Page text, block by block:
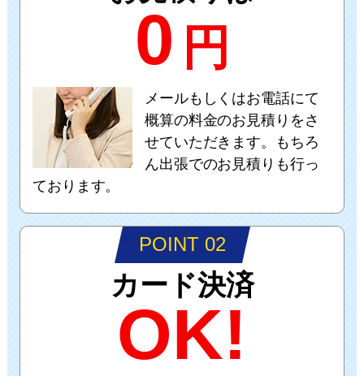
0 円
メールもしくはお電話にて
概算の料金のお見積りをさ
せていただきます。もちろ
ん出張でのお見積りも行っ
ております。
POINT 02
カード決済
OK!